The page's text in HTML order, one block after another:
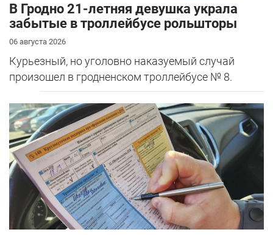
В Гродно 21-летняя девушка украла
забытые в троллейбусе рольшторы
06 августа 2026
Курьезный, но уголовно наказуемый случай
произошел в гродненском троллейбусе № 8.